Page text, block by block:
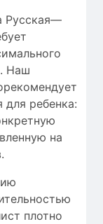
Русская—
Наш
ребенка:
на
плотно